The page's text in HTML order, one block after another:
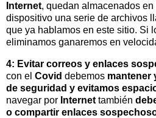
Internet, quedan almacenados
dispositivo una serie de archivos
que ya hablamos en este sitio. Si
eliminamos ganaremos en
4: Evitar correos y enlaces
con el Covid debemos mantener
de seguridad y evitamos
navegar por Internet también
o compartir enlaces